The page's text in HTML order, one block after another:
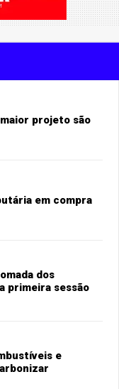
projeto são
em compra
dos
primeira sessão
e